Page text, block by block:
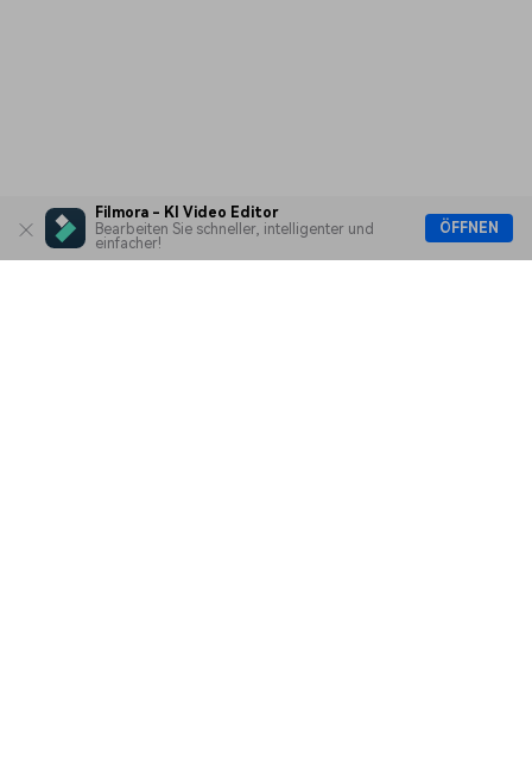
Filmora - KI Video Editor
Bearbeiten Sie schneller, intelligenter und
einfacher!
ÖFFNEN